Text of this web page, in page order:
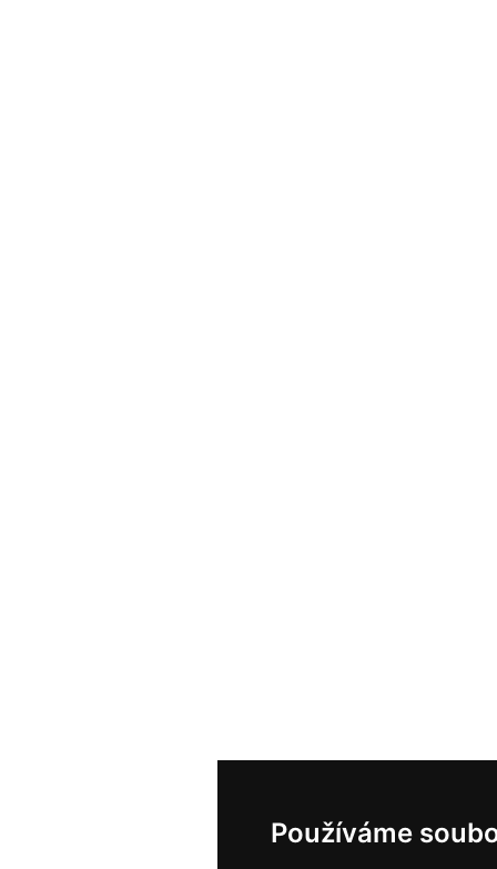
Používáme